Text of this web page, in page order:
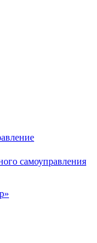
самоуправления